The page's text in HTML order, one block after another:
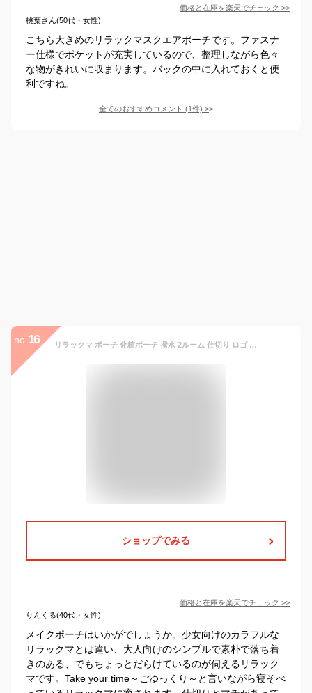
価格と在庫を楽天でチェック >>
桃葉さん(50代・女性)
こちら大きめのリラックマスクエアポーチです。ファスナ
ー仕様でポケットが充実しているので、整理しながら色々
な物がきれいに収まります。バックの中に入れておくと便
利ですね。
全てのおすすめコメント (1件) >
no. 16 リラックマ ポーチ 化粧ポーチ 撥水 2ルーム 仕切り ロゴ トラベル 整理整頓 携帯 小物入れ 通帳 ペンケース レディース メンズ 女子 男子 男女兼用 通勤 通学 旅行 会社 塾 大人 ママ OL 高校生 学生 子供 可愛い かわいい おしゃれ キャラクター グッズ 人気
ショップでみる
価格と在庫を楽天でチェック >>
りんくる(40代・女性)
メイクポーチはいかがでしょうか。少女向けのカラフルな
リラックマとは違い、大人向けのシンプルで素朴で落ち着
きのある、でもちょっとだらけているのが伺えるリラック
マです。Take your time～ごゆっくり～と言いながら寝そべ